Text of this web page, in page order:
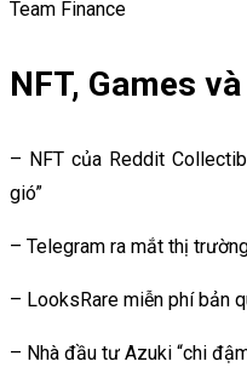
Team Finance
NFT, Games
– NFT của Reddit
gió”
– Telegram ra mắt thị
– LooksRare miễn phí bản
– Nhà đầu tư Azuki “chi